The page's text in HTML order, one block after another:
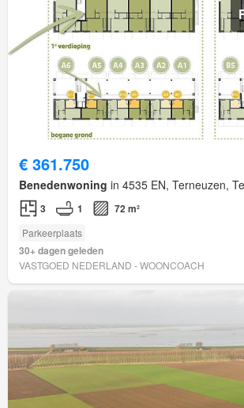
€ 361.750
Benedenwoning in 4535 EN, Terneuzen,
3 1 72 m²
Parkeerplaats
30+ dagen geleden
VASTGOED NEDERLAND - WOONCOACH